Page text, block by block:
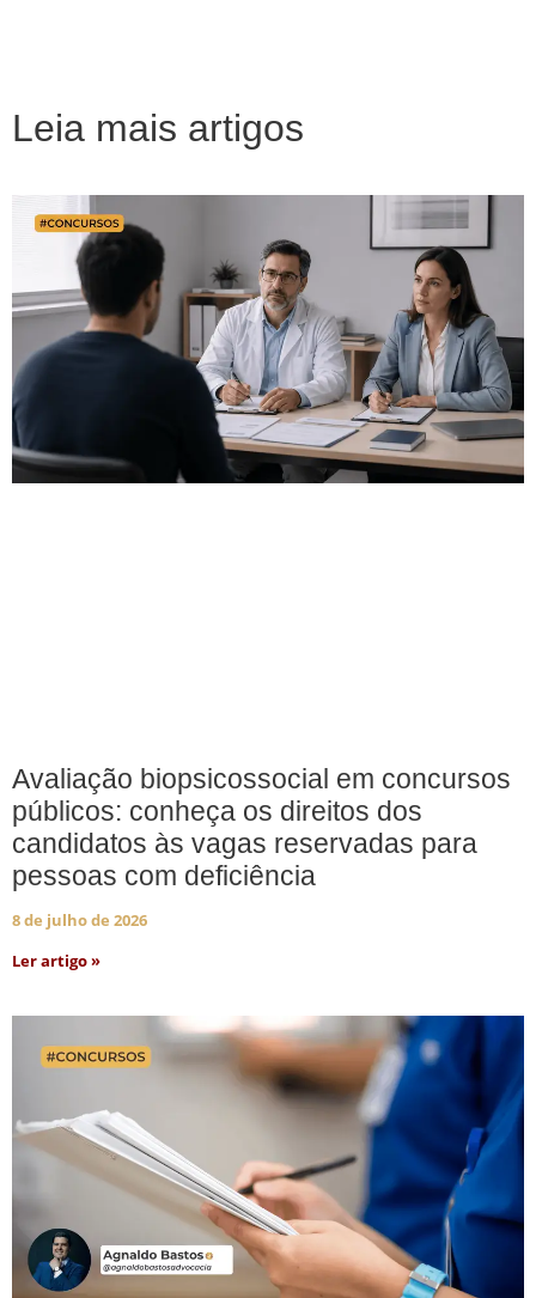
Leia mais artigos
Avaliação biopsicossocial em concursos
públicos: conheça os direitos dos
candidatos às vagas reservadas para
pessoas com deficiência
8 de julho de 2026
Ler artigo »